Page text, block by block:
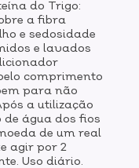
do Trigo:
a fibra
e sedosidade
e lavados
comprimento
para não
a utilização
de água dos fios
de um real
agir por 2
Uso diário.